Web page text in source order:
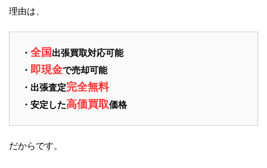
理由は、
・ 全国 出張買取対応可能
・ 即現金で売却可能
・出張査定完全無料
・安定した高価買取価格
だからです。